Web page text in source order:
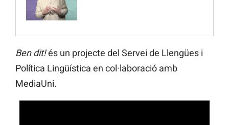
Ben dit!és un projecte del Servei de Llengües i
Política Lingüística en col·laboració amb
MediaUni.